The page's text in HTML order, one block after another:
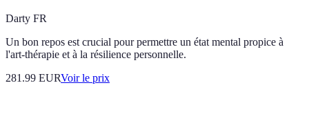
Darty FR
Un bon repos est crucial pour permettre un état mental propice à
l'art-thérapie et à la résilience personnelle.
281.99 EURVoir le prix